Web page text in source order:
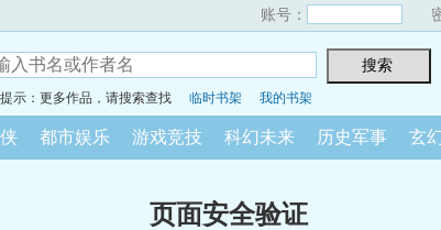
账号：
示：更多作品，请搜索查找 临时书架 我的书架
都市娱乐 游戏竞技 科幻未来 历史军事 玄
页面安全验证